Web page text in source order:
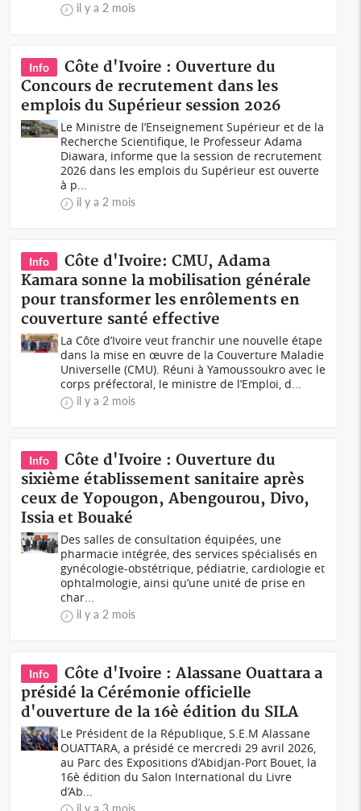
il y a 2 mois
Info
Côte d'Ivoire : Ouverture du
Concours de recrutement dans les
emplois du Supérieur session 2026
Le Ministre de l’Enseignement Supérieur et de la
Recherche Scientifique, le Professeur Adama
Diawara, informe que la session de recrutement
2026 dans les emplois du Supérieur est ouverte
à p...
il y a 2 mois
Info
Côte d'Ivoire: CMU, Adama
Kamara sonne la mobilisation générale
pour transformer les enrôlements en
couverture santé effective
La Côte d’Ivoire veut franchir une nouvelle étape
dans la mise en œuvre de la Couverture Maladie
Universelle (CMU). Réuni à Yamoussoukro avec le
corps préfectoral, le ministre de l’Emploi, d...
il y a 2 mois
Info
Côte d'Ivoire : Ouverture du
sixième établissement sanitaire après
ceux de Yopougon, Abengourou, Divo,
Issia et Bouaké
Des salles de consultation équipées, une
pharmacie intégrée, des services spécialisés en
gynécologie-obstétrique, pédiatrie, cardiologie et
ophtalmologie, ainsi qu’une unité de prise en
char...
il y a 2 mois
Info
Côte d'Ivoire : Alassane Ouattara a
présidé la Cérémonie officielle
d'ouverture de la 16è édition du SILA
Le Président de la République, S.E.M Alassane
OUATTARA, a présidé ce mercredi 29 avril 2026,
au Parc des Expositions d’Abidjan-Port Bouet, la
16è édition du Salon International du Livre
d’Ab...
il y a 3 mois